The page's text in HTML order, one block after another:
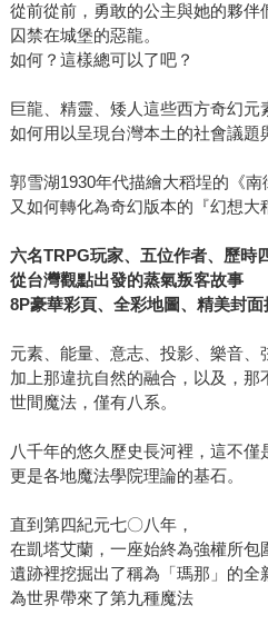
從前從前，勇敢的公主與她的夥
囚禁在城堡的惡龍。
如何？這樣總可以了吧？
巨龍、精靈、矮人這些西方奇幻元
如何用以呈現台灣本土的社會議題
郭雪湖1930年代描繪大稻埕的《南
又如何轉化為奇幻版本的『幻想大
六名TRPG玩家、五位作者、歷時
從台灣觀點出發的蒸氣叛客故事
8P豪華彩頁、全彩地圖、精美封面
元素、能量、意志、投影、樂音、
加上那違抗自然的融合，以及，
世間魔法，僅有八系。
八千年的悠久歷史長河裡，這不僅
更是各地魔法學院理論的基石。
直到第四紀元七〇八年，
在凱塔艾蘭，一座始終為強權所包
遺跡裡挖掘出了稱為「瑪那」的全
為世界帶來了第九種魔法